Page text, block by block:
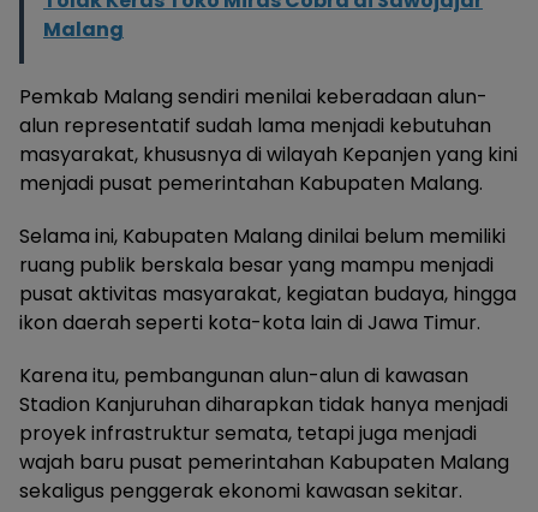
Malang
Pemkab Malang sendiri menilai keberadaan alun-
alun representatif sudah lama menjadi kebutuhan
masyarakat, khususnya di wilayah Kepanjen yang kini
menjadi pusat pemerintahan Kabupaten Malang.
Selama ini, Kabupaten Malang dinilai belum memiliki
ruang publik berskala besar yang mampu menjadi
pusat aktivitas masyarakat, kegiatan budaya, hingga
ikon daerah seperti kota-kota lain di Jawa Timur.
Karena itu, pembangunan alun-alun di kawasan
Stadion Kanjuruhan diharapkan tidak hanya menjadi
proyek infrastruktur semata, tetapi juga menjadi
wajah baru pusat pemerintahan Kabupaten Malang
sekaligus penggerak ekonomi kawasan sekitar.